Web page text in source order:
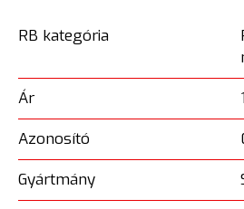
RB kategória
Ár
Azonosító
Gyártmány